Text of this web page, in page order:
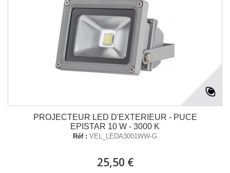
PROJECTEUR LED D'EXTERIEUR - PUCE
EPISTAR 10 W - 3000 K
Réf : VEL_LEDA3001WW-G
25,50 €